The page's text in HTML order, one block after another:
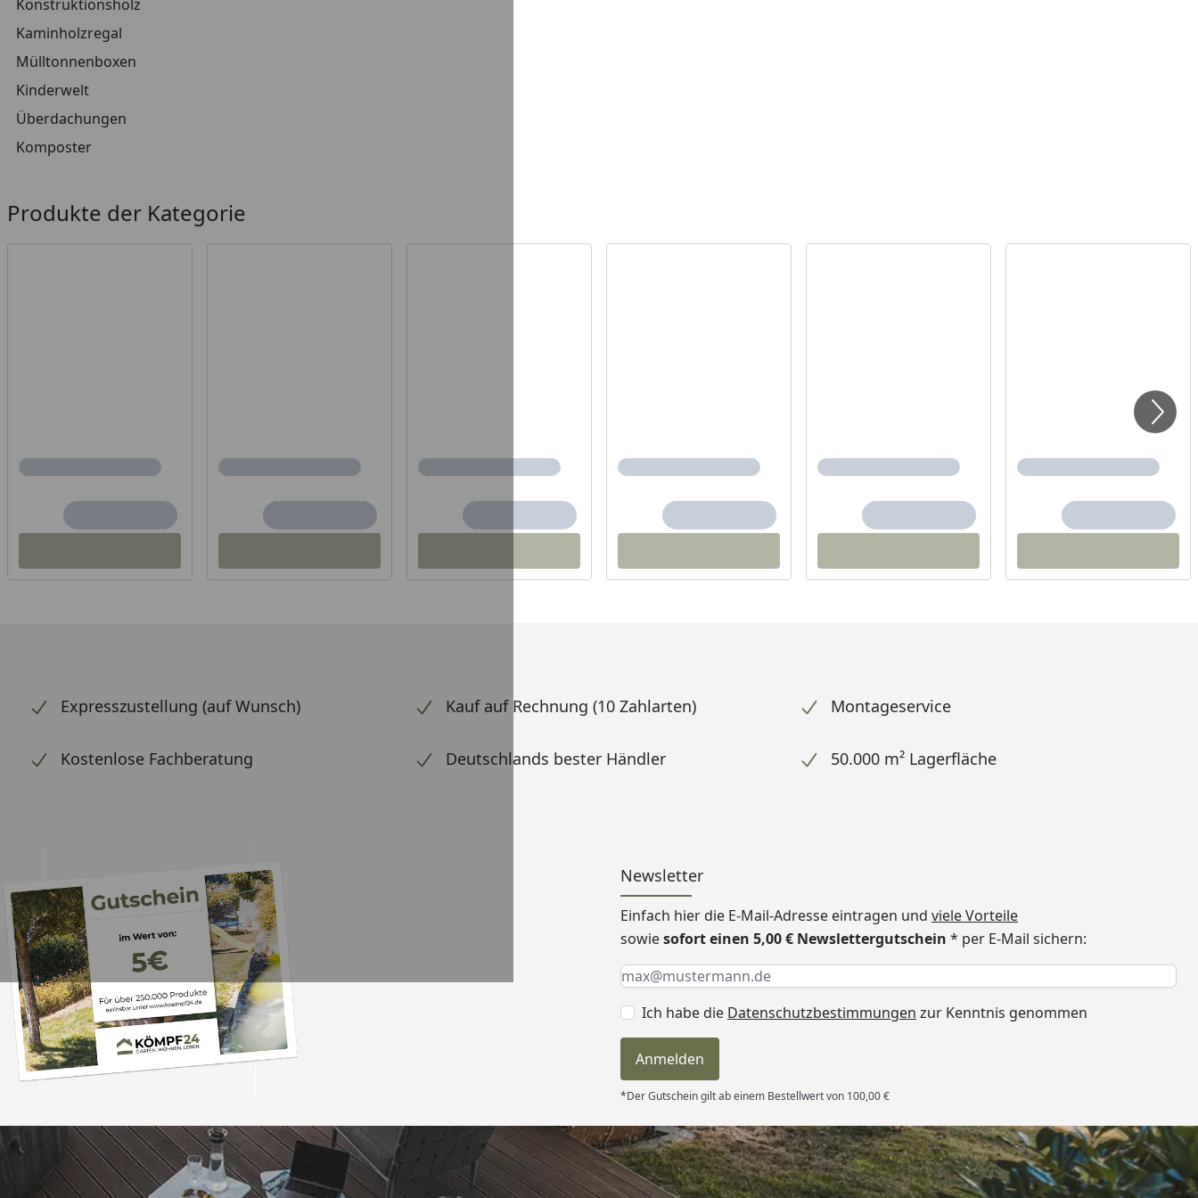
Konstruktionsholz
Kaminholzregal
Mülltonnenboxen
Kinderwelt
Überdachungen
Komposter
Produkte der Kategorie
Expresszustellung (auf Wunsch) Kauf auf Rechnung (10 Zahlarten) Montageservice
Kostenlose Fachberatung Deutschlands bester Händler 50.000 m² Lagerfläche
Newsletter
Einfach hier die E-Mail-Adresse eintragen und viele Vorteile
sowiesofort einen 5,00 € Newslettergutschein * per E-Mail sichern:
Keine Eingabe erforderlich
Eingabe erforderlich
E-Mail *
Ich habe die Datenschutzbestimmungen zur Kenntnis genommen
Anmelden
*Der Gutschein gilt ab einem Bestellwert von 100,00 €